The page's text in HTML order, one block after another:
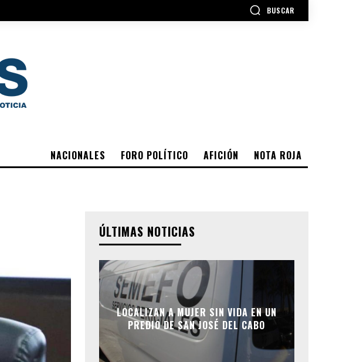
BUSCAR
NACIONALES FORO POLÍTICO AFICIÓN NOTA ROJA
ÚLTIMAS NOTICIAS
LOCALIZAN A MUJER SIN VIDA EN UN
PREDIO DE SAN JOSÉ DEL CABO